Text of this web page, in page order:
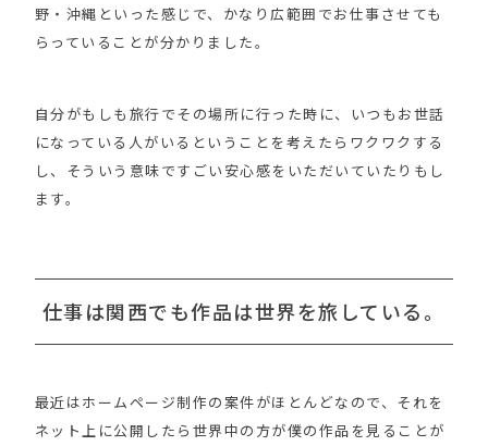
野・沖縄といった感じで、かなり広範囲でお仕事させても
らっていることが分かりました。
自分がもしも旅行でその場所に行った時に、いつもお世話
になっている人がいるということを考えたらワクワクする
し、そういう意味ですごい安心感をいただいていたりもし
ます。
仕事は関西でも作品は世界を旅している。
最近はホームページ制作の案件がほとんどなので、それを
ネット上に公開したら世界中の方が僕の作品を見ることが